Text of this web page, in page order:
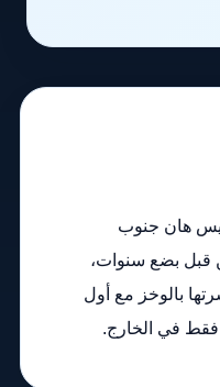
هان جنوب
قبل بضع سنوات،
بالوخز مع أول
فقط في الخارج.